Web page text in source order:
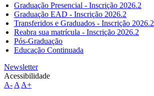
Graduação Presencial - Inscrição 2026.2
Graduação EAD - Inscrição 2026.2
Transferidos e Graduados - Inscrição 2026.2
Reabra sua matrícula - Inscrição 2026.2
Pós-Graduação
Educação Continuada
Newsletter
Acessibilidade
A- A A+